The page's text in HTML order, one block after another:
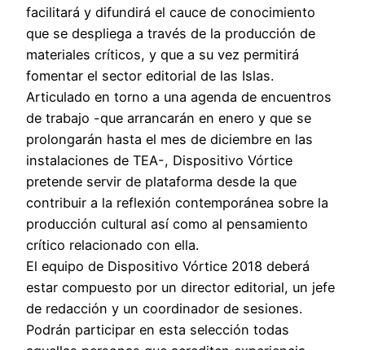
facilitará y difundirá el cauce de conocimiento
que se despliega a través de la producción de
materiales críticos, y que a su vez permitirá
fomentar el sector editorial de las Islas.
Articulado en torno a una agenda de encuentros
de trabajo -que arrancarán en enero y que se
prolongarán hasta el mes de diciembre en las
instalaciones de TEA-, Dispositivo Vórtice
pretende servir de plataforma desde la que
contribuir a la reflexión contemporánea sobre la
producción cultural así como al pensamiento
crítico relacionado con ella.
El equipo de Dispositivo Vórtice 2018 deberá
estar compuesto por un director editorial, un jefe
de redacción y un coordinador de sesiones.
Podrán participar en esta selección todas